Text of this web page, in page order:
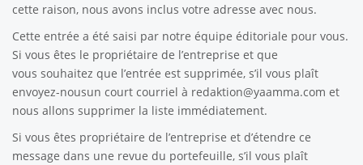
cette raison, nous avons inclus votre adresse avec nous.
Cette entrée a été saisi par notre équipe éditoriale pour vous.
Si vous êtes le propriétaire de l’entreprise et que
vous souhaitez que l’entrée est supprimée, s’il vous plaît
envoyez-nousun court courriel à redaktion@yaamma.com et
nous allons supprimer la liste immédiatement.
Si vous êtes propriétaire de l’entreprise et d’étendre ce
message dans une revue du portefeuille, s’il vous plaît